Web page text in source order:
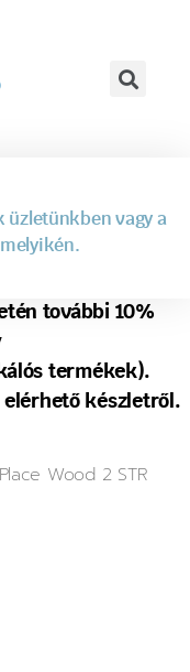
üzletünkben vagy a
további 10%
termékek).
elérhető készletről.
Wood 2 STR